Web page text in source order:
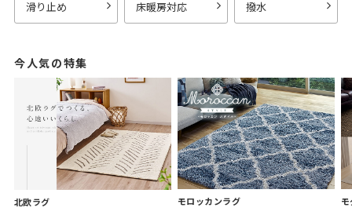
滑り止め 床暖房対応 撥水
今人気の特集
北欧ラグ モロッカンラグ